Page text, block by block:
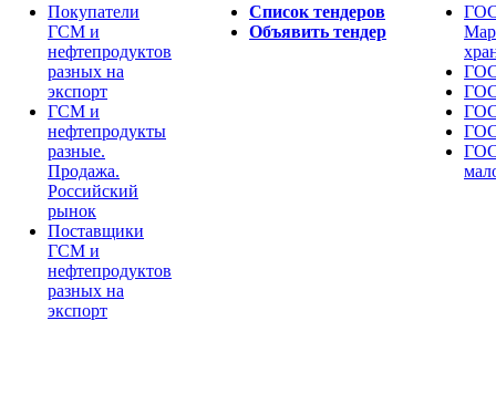
Покупатели
ГСМ и
нефтепродуктов
разных на
экспорт
ГСМ и
нефтепродукты
разные.
Продажа.
Российский
рынок
Поставщики
ГСМ и
нефтепродуктов
разных на
экспорт
Список тендеров
Объявить тендер